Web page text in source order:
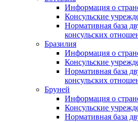
Информация о
Консульские
Нормативная база
консульских
Бразилия
Информация о
Консульские
Нормативная база
консульских
Бруней
Информация о
Консульские
Нормативная база